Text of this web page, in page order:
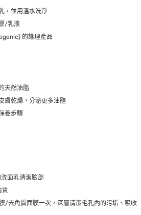
，並用溫水洗淨
/乳液
的護理產品
天然油脂
膚乾燥，分泌更多油脂
養步驟
面乳清潔臉部
質
/去角質面膜一次，深層清潔毛孔內的污垢、吸收